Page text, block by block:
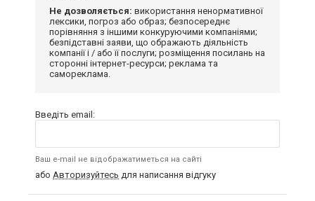
Не дозволяється: використання ненормативної
лексики, погроз або образ; безпосереднє
порівняння з іншими конкуруючими компаніями;
безпідставні заяви, що ображають діяльність
компанії і / або її послуги; розміщення посилань на
сторонні інтернет-ресурси; реклама та
самореклама.
Введіть email:
Ваш e-mail не відображатиметься на сайті
або Авторизуйтесь для написання відгуку